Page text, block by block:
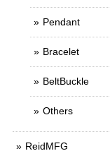
Pendant
Bracelet
BeltBuckle
Others
ReidMFG